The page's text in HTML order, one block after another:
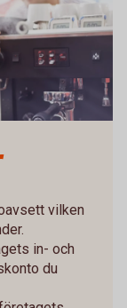
vilken
in- och
du